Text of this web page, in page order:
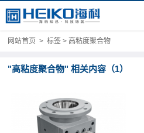
网站首页 >标签 > 高粘度聚合物
"高粘度聚合物" 相关内容（1）